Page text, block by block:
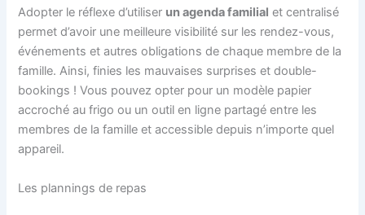
Adopter le réflexe d’utiliser un agenda familial et centralisé
permet d’avoir une meilleure visibilité sur les rendez-vous,
événements et autres obligations de chaque membre de la
famille. Ainsi, finies les mauvaises surprises et double-
bookings ! Vous pouvez opter pour un modèle papier
accroché au frigo ou un outil en ligne partagé entre les
membres de la famille et accessible depuis n’importe quel
appareil.
Les plannings de repas